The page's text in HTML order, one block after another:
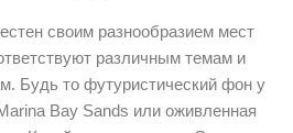
своим разнообразием мест
различным темам и
Будь то футуристический фон у
Bay Sands или оживленная